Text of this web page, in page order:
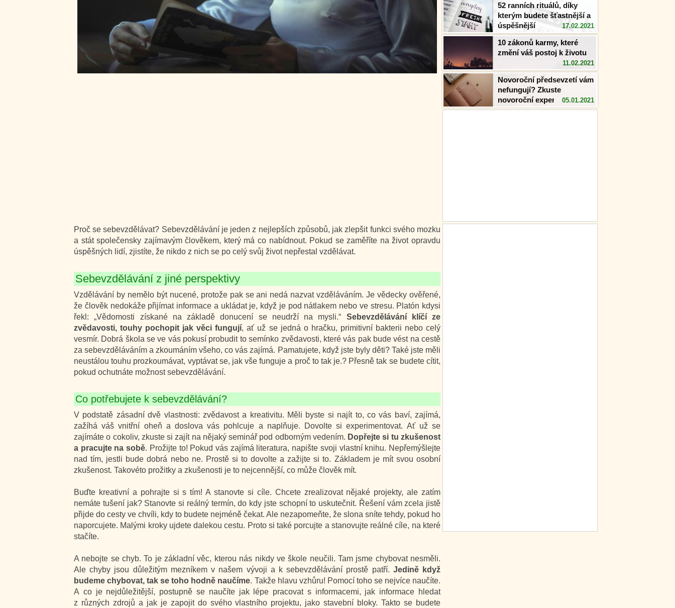
52 ranních rituálů, díky
kterým budete šťastnější a
úspěšnější
17.02.2021
10 zákonů karmy, které
změní váš postoj k životu
11.02.2021
Novoroční předsevzetí vám
nefungují? Zkuste
novoroční experimenty05.01.2021
Proč se sebevzdělávat? Sebevzdělávání je jeden z nejlepších způsobů, jak zlepšit funkci svého mozku
a stát společensky zajímavým člověkem, který má co nabídnout. Pokud se zaměříte na život opravdu
úspěšných lidí, zjistíte, že nikdo z nich se po celý svůj život nepřestal vzdělávat.
Sebevzdělávání z jiné perspektivy
Vzdělávání by nemělo být nucené, protože pak se ani nedá nazvat vzděláváním. Je vědecky ověřené,
že člověk nedokáže přijímat informace a ukládat je, když je pod nátlakem nebo ve stresu. Platón kdysi
řekl: „Vědomosti získané na základě donucení se neudrží na mysli.“ Sebevzdělávání klíčí ze
zvědavosti, touhy pochopit jak věci fungují, ať už se jedná o hračku, primitivní bakterii nebo celý
vesmír. Dobrá škola se ve vás pokusí probudit to semínko zvědavosti, které vás pak bude vést na cestě
za sebevzděláváním a zkoumáním všeho, co vás zajímá. Pamatujete, když jste byly děti? Také jste měli
neustálou touhu prozkoumávat, vyptávat se, jak vše funguje a proč to tak je.? Přesně tak se budete cítit,
pokud ochutnáte možnost sebevzdělávání.
Co potřebujete k sebevzdělávání?
V podstatě zásadní dvě vlastnosti: zvědavost a kreativitu. Měli byste si najít to, co vás baví, zajímá,
zažíhá váš vnitřní oheň a doslova vás pohlcuje a naplňuje. Dovolte si experimentovat. Ať už se
zajímáte o cokoliv, zkuste si zajít na nějaký seminář pod odborným vedením. Dopřejte si tu zkušenost
a pracujte na sobě. Prožijte to! Pokud vás zajímá literatura, napište svoji vlastní knihu. Nepřemýšlejte
nad tím, jestli bude dobrá nebo ne. Prostě si to dovolte a zažijte si to. Základem je mít svou osobní
zkušenost. Takovéto prožitky a zkušenosti je to nejcennější, co může člověk mít.
Buďte kreativní a pohrajte si s tím! A stanovte si cíle. Chcete zrealizovat nějaké projekty, ale zatím
nemáte tušení jak? Stanovte si reálný termín, do kdy jste schopní to uskutečnit. Řešení vám zcela jistě
přijde do cesty ve chvíli, kdy to budete nejméně čekat. Ale nezapomeňte, že slona sníte tehdy, pokud ho
naporcujete. Malými kroky ujdete dalekou cestu. Proto si také porcujte a stanovujte reálné cíle, na které
stačíte.
A nebojte se chyb. To je základní věc, kterou nás nikdy ve škole neučili. Tam jsme chybovat nesměli.
Ale chyby jsou důležitým mezníkem v našem vývoji a k sebevzdělávání prostě patří. Jedině když
budeme chybovat, tak se toho hodně naučíme. Takže hlavu vzhůru! Pomocí toho se nejvíce naučíte.
A co je nejdůležitější, postupně se naučíte jak lépe pracovat s informacemi, jak informace hledat
z různých zdrojů a jak je zapojit do svého vlastního projektu, jako stavební bloky. Takto se budete